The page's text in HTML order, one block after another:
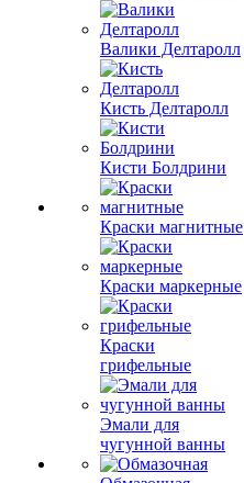
Валики Делтаролл
Кисть Делтаролл
Кисти Болдрини
Краски магнитные
Краски маркерные
Краски
грифельные
Эмали для
чугунной ванны